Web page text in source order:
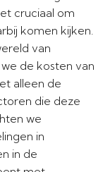
cruciaal om
komen kijken.
van
de kosten van
alleen de
die deze
we
in
in de